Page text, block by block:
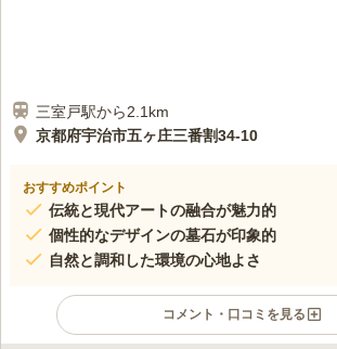
三室戸駅から2.1km
京都府宇治市五ヶ庄三番割34-10
おすすめポイント
伝統と現代アートの融合が魅力的
個性的なデザインの墓石が印象的
自然と調和した環境の心地よさ
コメント・口コミを見る